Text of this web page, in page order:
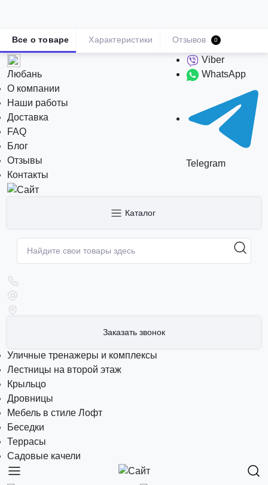
Любань
О компании
Наши работы
Доставка
FAQ
Блог
Отзывы
Контакты
Viber
WhatsApp
Telegram
Каталог
Заказать звонок
Уличные тренажеры и комплексы
Лестницы на второй этаж
Крыльцо
Дровницы
Мебель в стиле Лофт
Беседки
Террасы
Садовые качели
Все о товаре Характеристики Отзывов 0